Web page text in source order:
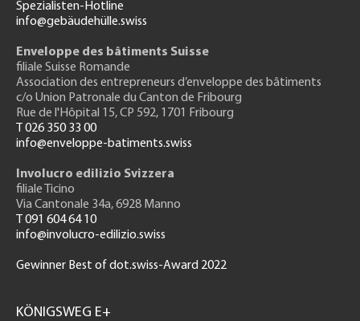
Spezialisten-Hotline
info@gebäudehülle.swiss
Enveloppe des bâtiments Suisse
filiale Suisse Romande
Association des entrepreneurs d’enveloppe des bâtiments
c/o Union Patronale du Canton de Fribourg
Rue de l'Hôpital 15, CP 592, 1701 Fribourg
T 026 350 33 00
info@enveloppe-batiments.swiss
Involucro edilizio Svizzera
filiale Ticino
Via Cantonale 34a, 6928 Manno
T 091 604 64 10
info@involucro-edilizio.swiss
Gewinner Best of dot.swiss-Award 2022
GH
KÖNIGSWEG E+